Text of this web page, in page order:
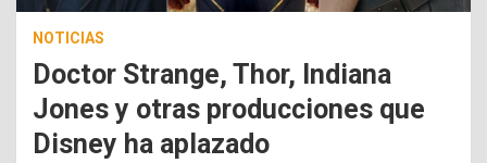
NOTICIAS
Doctor Strange, Thor, Indiana
Jones y otras producciones que
Disney ha aplazado